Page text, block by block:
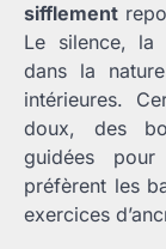
sifflement
Le silence, la
dans la
intérieures.
doux, des
guidées pour
préfèrent les
exercices